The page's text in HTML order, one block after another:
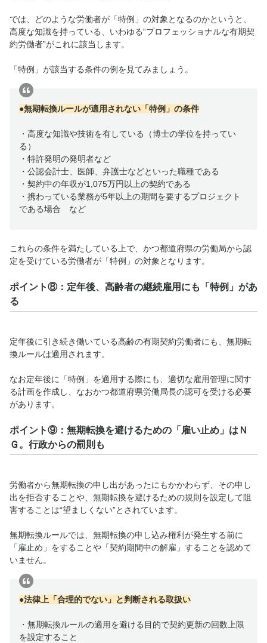
では、どのような労働者が「特例」の対象となるのかというと、
高度な知識を持っている、いわゆる“プロフェッショナルな有期契
約労働者”がこれに該当します。
「特例」が該当する条件の例を見てみましょう。
●無期転換ルールが適用されない「特例」の条件
・高度な知識や技術を有している（博士の学位を持ってい
る）
・特許発明の発明者など
・公認会計士、医師、弁護士などといった職種である
・契約中の年収が1,075万円以上の契約である
・携わっている業務が5年以上の期間を要するプロジェクト
である場合 など
これらの条件を満たしている上で、かつ都道府県の労働局から認
定を受けている労働者が「特例」の対象となります。
ポイント⑧：定年後、高齢者の継続雇用にも「特例」があ
る
定年後に引き続き働いている高齢の有期契約労働者にも、無期転
換ルールは適用されます。
なお定年後に「特例」を適用する際にも、適切な雇用管理に関す
る計画を作成し、なおかつ都道府県労働局長の認可を受ける必要
があります。
ポイント⑨：無期転換を避けるための「雇い止め」はＮ
Ｇ。行政からの罰則も
労働者から無期転換の申し出があったにもかかわらず、その申し
出を拒否することや、無期転換を避けるための規則を設定して阻
害することは“望ましくない”とされています。
無期転換ルールでは、無期転換の申し込み権利が発生する前に
「雇止め」をすることや「契約期間中の解雇」することを認めて
いません。
●法律上「合理的でない」と判断される取扱い
・無期転換ルールの適用を避ける目的で契約更新の回数上限
を設定すること